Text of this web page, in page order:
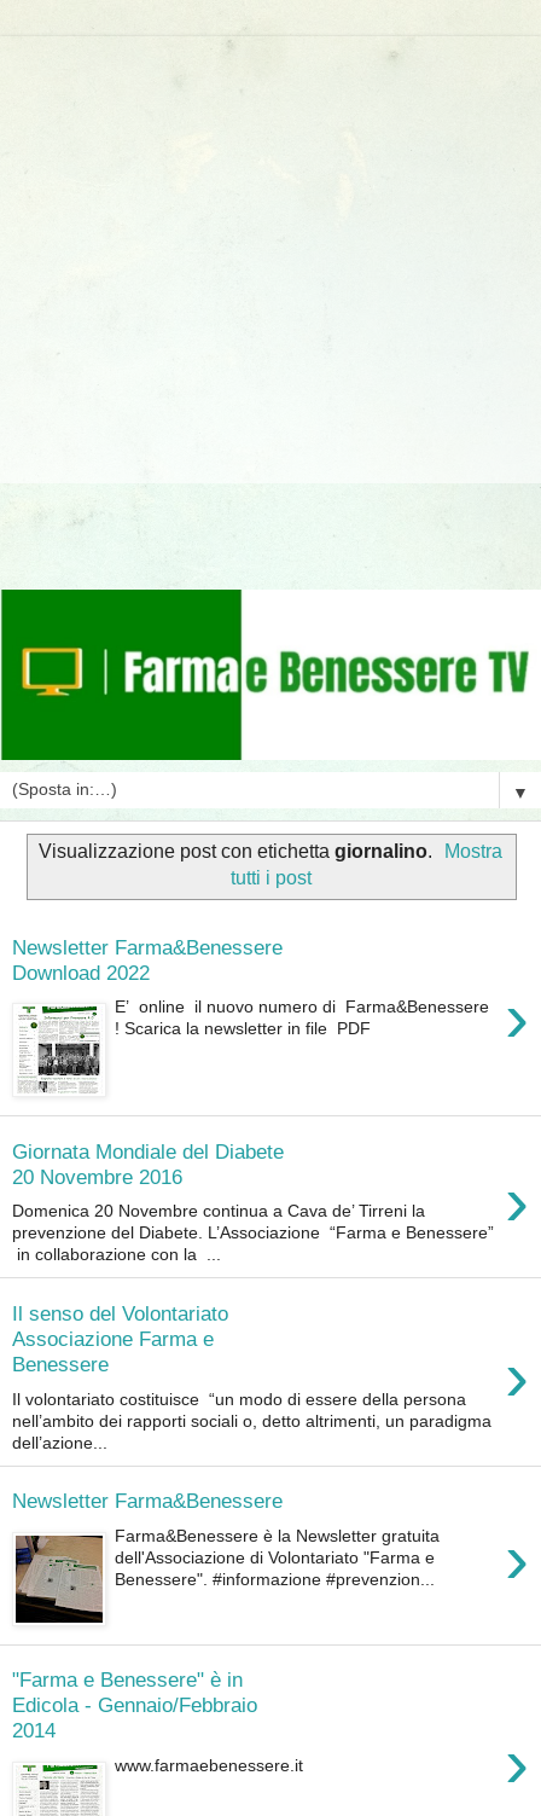
▼
Visualizzazione post con etichetta giornalino.
Mostra
tutti i post
Newsletter Farma&Benessere
Download 2022
›
E’ online il nuovo numero di Farma&Benessere
! Scarica la newsletter in file PDF
Giornata Mondiale del Diabete
20 Novembre 2016
›
Domenica 20 Novembre continua a Cava de’ Tirreni la
prevenzione del Diabete. L’Associazione “Farma e Benessere”
in collaborazione con la ...
Il senso del Volontariato
Associazione Farma e
Benessere
›
Il volontariato costituisce “un modo di essere della persona
nell’ambito dei rapporti sociali o, detto altrimenti, un paradigma
dell’azione...
Newsletter Farma&Benessere
›
Farma&Benessere è la Newsletter gratuita
dell'Associazione di Volontariato "Farma e
Benessere". #informazione #prevenzion...
"Farma e Benessere" è in
Edicola - Gennaio/Febbraio
2014
›
www.farmaebenessere.it